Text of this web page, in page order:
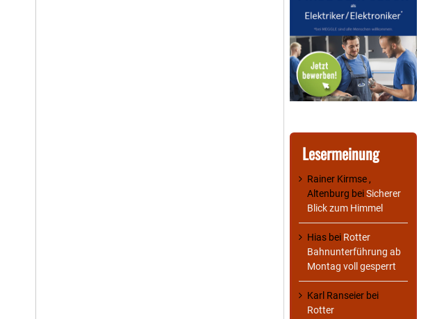
Lesermeinung
Rainer Kirmse ,
Altenburg beiSicherer
Blick zum Himmel
Hias bei Rotter
Bahnunterführung ab
Montag voll gesperrt
Karl Ranseier bei
Rotter